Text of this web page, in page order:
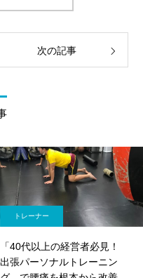
次の記事
トレーナー
「40代以上の経営者必見！
出張パーソナルトレーニン